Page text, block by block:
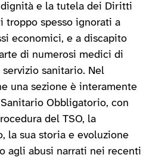
e la tutela dei Diritti
troppo spesso ignorati a
economici, e a discapito
di numerosi medici di
sanitario. Nel
una sezione è interamente
Obbligatorio, con
del TSO, la
la sua storia e evoluzione
agli abusi narrati nei recenti